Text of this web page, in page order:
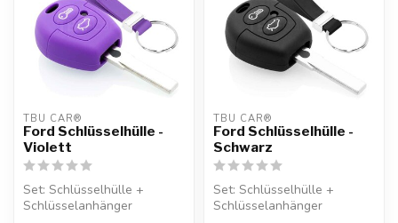
TBU CAR®
Ford Schlüsselhülle -
Violett
Set: Schlüsselhülle +
Schlüsselanhänger
TBU CAR®
Ford Schlüsselhülle -
Schwarz
Set: Schlüsselhülle +
Schlüsselanhänger